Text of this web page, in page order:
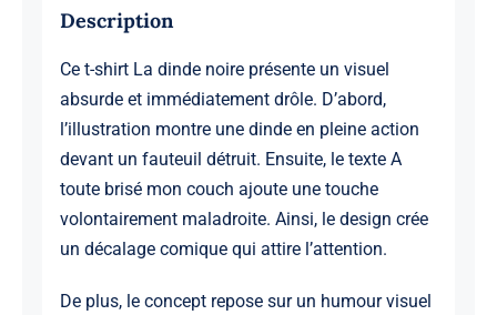
Description
Ce t-shirt La dinde noire présente un visuel
absurde et immédiatement drôle. D’abord,
l’illustration montre une dinde en pleine action
devant un fauteuil détruit. Ensuite, le texte A
toute brisé mon couch ajoute une touche
volontairement maladroite. Ainsi, le design crée
un décalage comique qui attire l’attention.
De plus, le concept repose sur un humour visuel